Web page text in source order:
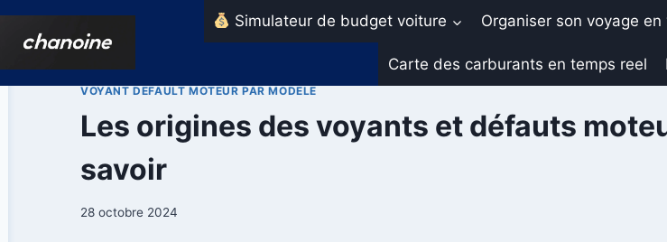
Aller
Simulateur de budget voiture Organiser son voyage en
Carte des carburants en temps reel
VOYANT DEFAULT MOTEUR PAR MODELE
Les origines des voyants et défauts
savoir
28 octobre 2024